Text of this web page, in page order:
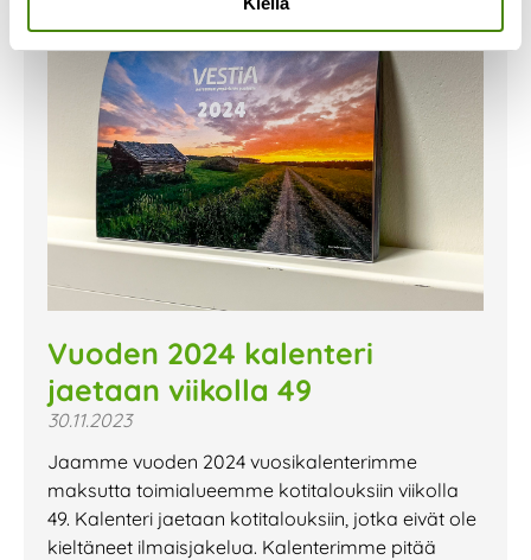
Vuoden 2024 kalenteri
jaetaan viikolla 49
30.11.2023
Jaamme vuoden 2024 vuosikalenterimme
maksutta toimialueemme kotitalouksiin viikolla
49. Kalenteri jaetaan kotitalouksiin, jotka eivät ole
kieltäneet ilmaisjakelua. Kalenterimme pitää